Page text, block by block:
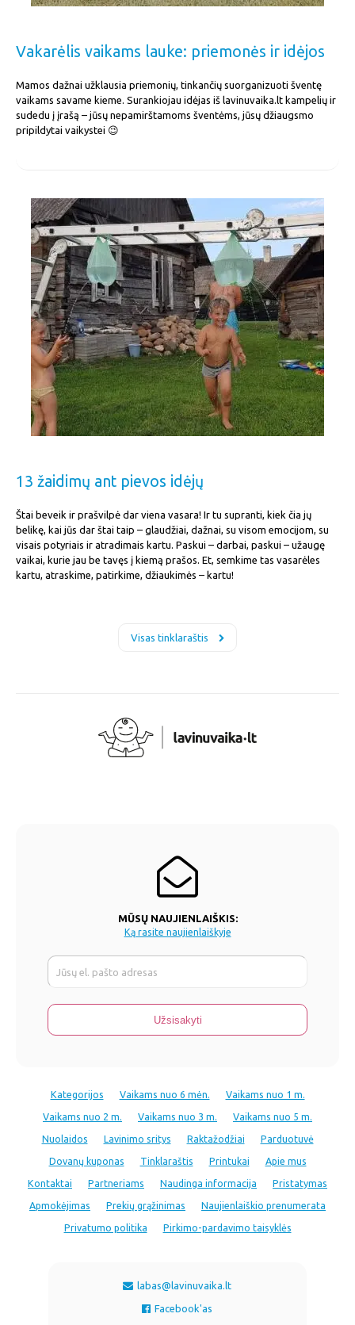
Vakarėlis vaikams lauke: priemonės ir idėjos
Mamos dažnai užklausia priemonių, tinkančių suorganizuoti šventę
vaikams savame kieme. Surankiojau idėjas iš lavinuvaika.lt kampelių ir
sudedu į įrašą – jūsų nepamirštamoms šventėms, jūsų džiaugsmo
pripildytai vaikystei 😉
13 žaidimų ant pievos idėjų
Štai beveik ir prašvilpė dar viena vasara! Ir tu supranti, kiek čia jų
belikę, kai jūs dar štai taip – glaudžiai, dažnai, su visom emocijom, su
visais potyriais ir atradimais kartu. Paskui – darbai, paskui – užaugę
vaikai, kurie jau be tavęs į kiemą prašos. Et, semkime tas vasarėles
kartu, atraskime, patirkime, džiaukimės – kartu!
Visas tinklaraštis
MŪSŲ NAUJIENLAIŠKIS:
Ką rasite naujienlaiškyje
Kategorijos Vaikams nuo 6 mėn.
Vaikams nuo 1 m.
Vaikams nuo 2 m.
Vaikams nuo 3 m.
Vaikams nuo 5 m.
Nuolaidos
Lavinimo sritys Raktažodžiai
Parduotuvė
Dovanų kuponas
Tinklaraštis Printukai
Apie mus
Kontaktai
Partneriams Naudinga informacija
Pristatymas
Apmokėjimas
Prekių grąžinimas
Naujienlaiškio prenumerata
Privatumo politika
Pirkimo-pardavimo taisyklės
labas@lavinuvaika.lt
Facebook'as